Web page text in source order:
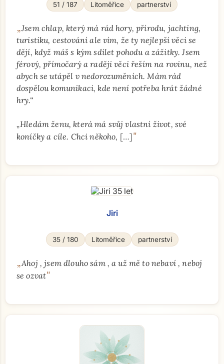
51 / 187 Litoměřice partnerství
„Jsem chlap, který má rád hory, přírodu, jachting,
turistiku, cestování ale vím, že ty nejlepší věci se
dějí, když máš s kým sdílet pohodu a zážitky. Jsem
férový, přímočarý a raději věci řeším na rovinu, než
abych se utápěl v nedorozuměních. Mám rád
dospělou komunikaci, kde není potřeba hrát žádné
hry.“
„Hledám ženu, která má svůj vlastní život, své
koníčky a cíle. Chci někoho, […]"
Jiri
35 / 180 Litoměřice partnerství
„Ahoj , jsem dlouho sám , a už mě to nebaví , neboj
se ozvat"